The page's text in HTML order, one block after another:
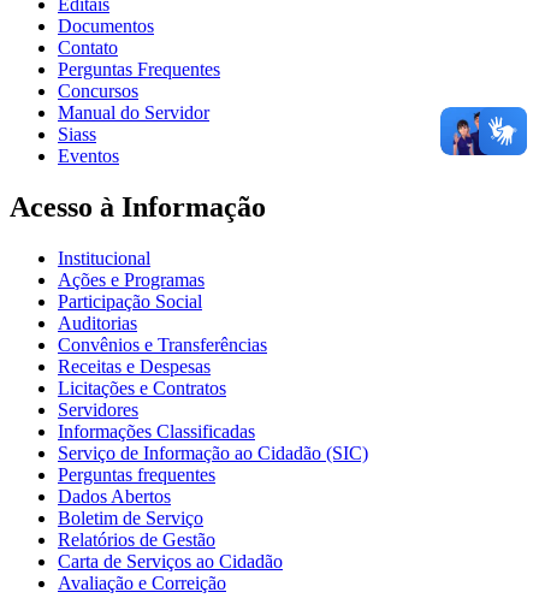
Documentos
Contato
Perguntas Frequentes
Concursos
Manual do Servidor
Siass
Eventos
Acesso à Informação
Institucional
Ações e Programas
Participação Social
Auditorias
Convênios e Transferências
Receitas e Despesas
Licitações e Contratos
Servidores
Informações Classificadas
Serviço de Informação ao Cidadão (SIC)
Perguntas frequentes
Dados Abertos
Boletim de Serviço
Relatórios de Gestão
Carta de Serviços ao Cidadão
Avaliação e Correição